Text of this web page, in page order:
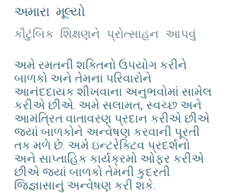
અમારા મૂલ્યો
કૌટુંબિક શિક્ષણને પ્રોત્સાહન આપવું
અમે રમતની શક્તિનો ઉપયોગ કરીને
બાળકો અને તેમના પરિવારોને
આનંદદાયક શીખવાના અનુભવોમાં સામેલ
કરીએ છીએ. અમે સલામત, સ્વચ્છ અને
આમંત્રિત વાતાવરણ પ્રદાન કરીએ છીએ
જ્યાં બાળકોને અન્વેષણ કરવાની પૂરતી
તક મળે છે. અમે ઇન્ટરેક્ટિવ પ્રદર્શનો
અને સાપ્તાહિક કાર્યક્રમો ઓફર કરીએ
છીએ જ્યાં બાળકો તેમની કુદરતી
જિજ્ઞાસાનું અન્વેષણ કરી શકે.